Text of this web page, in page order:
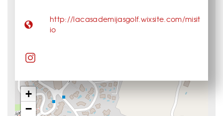
+
−
http://lacasademijasgolf.wixsite.com/misit
io